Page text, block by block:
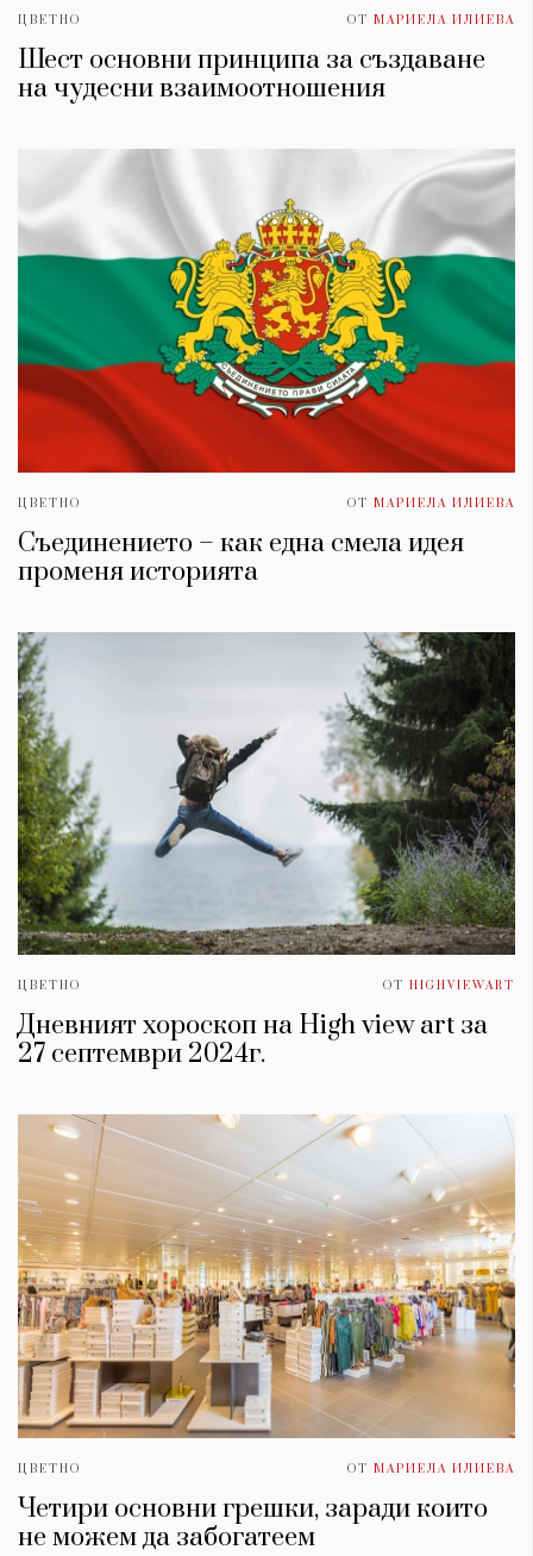
ЦВЕТНО ОТ МАРИЕЛА ИЛИЕВА
Шест основни принципа за създаване
на чудесни взаимоотношения
ЦВЕТНО ОТ МАРИЕЛА ИЛИЕВА
Съединението – как една смела идея
променя историята
ЦВЕТНО ОТ HIGHVIEWART
Дневният хороскоп на High view art за
27 септември 2024г.
ЦВЕТНО ОТ МАРИЕЛА ИЛИЕВА
Четири основни грешки, заради които
не можем да забогатеем